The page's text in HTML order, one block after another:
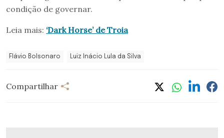
condição de governar.
Leia mais: ‘Dark Horse’ de Troia
Flávio Bolsonaro Luiz Inácio Lula da Silva
Compartilhar